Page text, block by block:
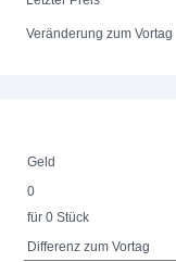
Veränderung zum Vortag
Geld
0
für 0 Stück
Differenz zum Vortag